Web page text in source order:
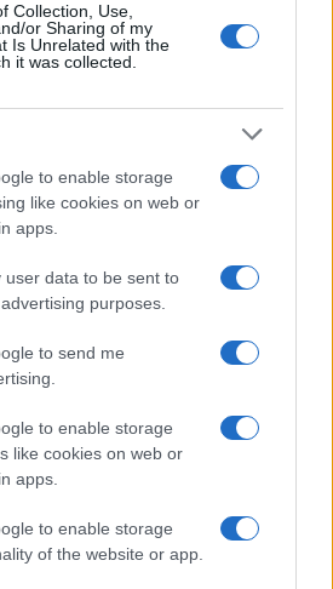
Collection, Use,
or Sharing of my
Is Unrelated with the
it was collected.
to enable storage
like cookies on web or
apps.
user data to be sent to
purposes.
to send me
to enable storage
like cookies on web or
apps.
to enable storage
of the website or app.
latte e burro: ricetta leggera